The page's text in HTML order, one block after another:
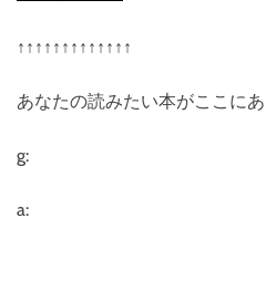
↑↑↑↑↑↑↑↑↑↑↑↑↑
あなたの読みたい本がここにあ
g:
a: